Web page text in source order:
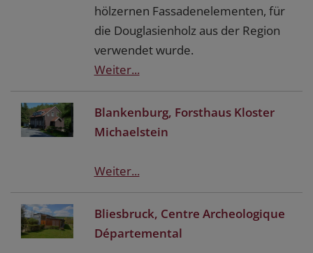
hölzernen Fassadenelementen, für
die Douglasienholz aus der Region
verwendet wurde.
Weiter...
Blankenburg, Forsthaus Kloster
Michaelstein
Weiter...
Bliesbruck, Centre Archeologique
Départemental